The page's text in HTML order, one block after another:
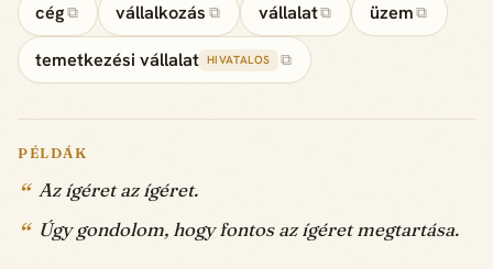
cég ⧉ vállalkozás ⧉ vállalat⧉ üzem ⧉
temetkezési vállalat HIVATALOS ⧉
PÉLDÁK
Az ígéret az ígéret.
Úgy gondolom, hogy fontos az ígéret megtartása.